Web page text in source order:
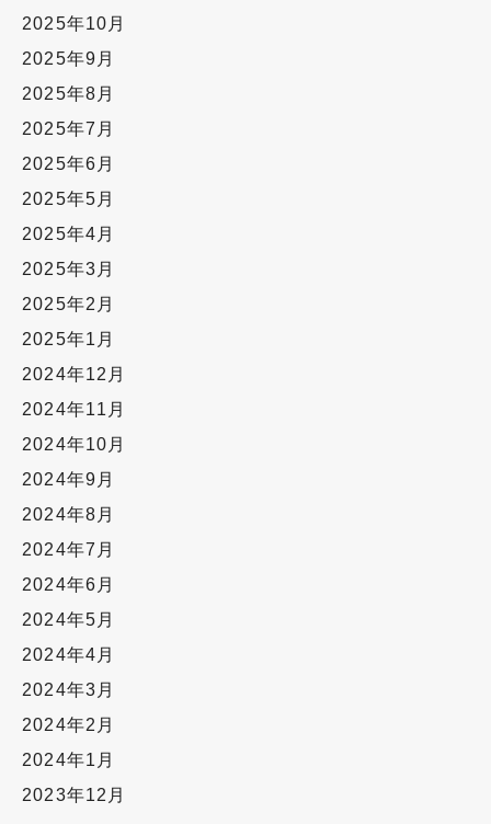
2025年10月
2025年9月
2025年8月
2025年7月
2025年6月
2025年5月
2025年4月
2025年3月
2025年2月
2025年1月
2024年12月
2024年11月
2024年10月
2024年9月
2024年8月
2024年7月
2024年6月
2024年5月
2024年4月
2024年3月
2024年2月
2024年1月
2023年12月